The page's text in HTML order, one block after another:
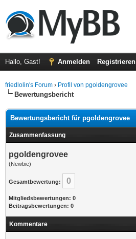
Hallo, Gast! Anmelden Registrieren
friedlolin's Forum › Profil von pgoldengrovee
Bewertungsbericht
Bewertungsbericht für pgoldengrovee
Zusammenfassung
pgoldengrovee
(Newbie)
Gesamtbewertung: 0
Mitgliedsbewertungen: 0
Beitragsbewertungen: 0
Kommentare